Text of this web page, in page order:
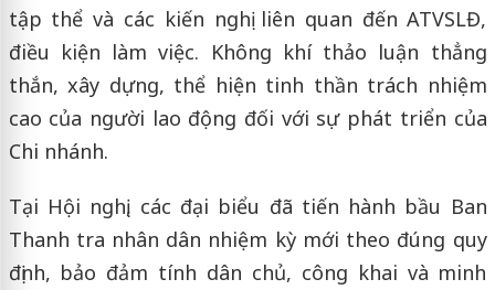
tập thể và các kiến nghị liên quan đến ATVSLĐ,
điều kiện làm việc. Không khí thảo luận thẳng
thắn, xây dựng, thể hiện tinh thần trách nhiệm
cao của người lao động đối với sự phát triển của
Chi nhánh.
Tại Hội nghị, các đại biểu đã tiến hành bầu Ban
Thanh tra nhân dân nhiệm kỳ mới theo đúng quy
định, bảo đảm tính dân chủ, công khai và minh